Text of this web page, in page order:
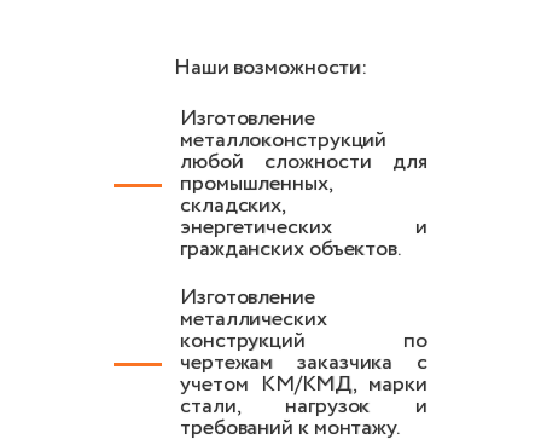
Наши возможности:
Изготовление
металлоконструкций
любой сложности для
промышленных,
складских,
энергетических и
гражданских объектов.
Изготовление
металлических
конструкций по
чертежам заказчика с
учетом КМ/КМД, марки
стали, нагрузок и
требований к монтажу.